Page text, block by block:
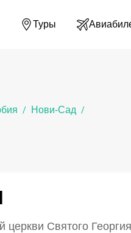
Туры
/ Нови-Сад /
Святого